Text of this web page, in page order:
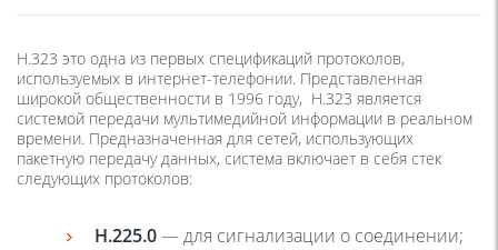
H.323 это одна из первых спецификаций протоколов,
используемых в интернет-телефонии. Представленная
широкой общественности в 1996 году, H.323 является
системой передачи мультимедийной информации в реальном
времени. Предназначенная для сетей, использующих
пакетную передачу данных, система включает в себя стек
следующих протоколов:
H.225.0— для сигнализации о соединении;